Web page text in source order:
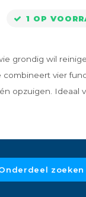
1 OP
grondig wil
combineert vier
opzuigen. Ideaal
zoeken